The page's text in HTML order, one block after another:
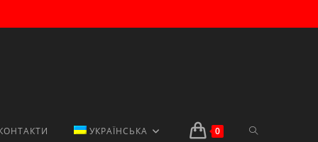
УКРАЇНСЬКА 0 ПЕРЕМКНУТИ